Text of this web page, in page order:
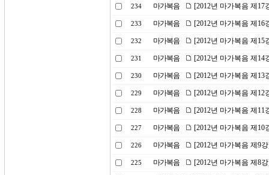
234 마가복음 [2012년 마가복음 제
233 마가복음 [2012년 마가복음 제
232 마가복음 [2012년 마가복음 제15
231 마가복음 [2012년 마가복음 제14
230 마가복음 [2012년 마가복음 제
229 마가복음 [2012년 마가복음 제12
228 마가복음 [2012년 마가복음 제11
227 마가복음 [2012년 마가복음 제10
226 마가복음 [2012년 마가복음 제9
225 마가복음 [2012년 마가복음 제8